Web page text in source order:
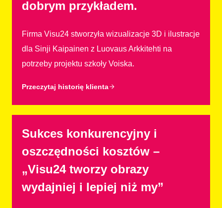
dobrym przykładem.
Firma Visu24 stworzyła wizualizacje 3D i ilustracje
dla Sinji Kaipainen z Luovaus Arkkitehti na
potrzeby projektu szkoły Voiska.
Przeczytaj historię klienta
Sukces konkurencyjny i
oszczędności kosztów –
„Visu24 tworzy obrazy
wydajniej i lepiej niż my”